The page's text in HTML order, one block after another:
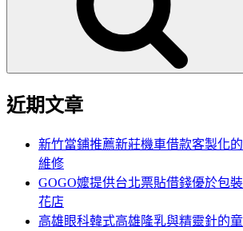
近期文章
新竹當鋪推薦新莊機車借款客製化
維修
GOGO嬤提供台北票貼借錢優於包
花店
高雄眼科韓式高雄隆乳與精靈針的